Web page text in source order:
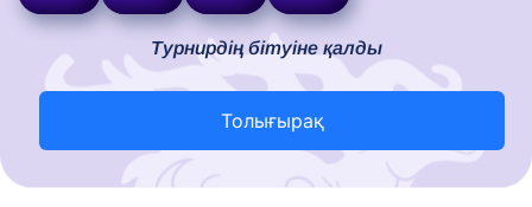
Турнирдің бітуіне қалды
Толығырақ